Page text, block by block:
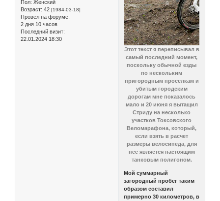
Пол: Женский
Возраст: 42 [1984-03-18]
Провел на форуме:
2 дня 10 часов
Последний визит:
22.01.2024 18:30
Этот текст я переписывал в
самый последний момент,
поскольку обычной езды
по нескольким
пригородным проселкам и
убитым городским
дорогам мне показалось
мало и 20 июня я вытащил
Стриду на несколько
участков Токсовского
Веломарафона, который,
если взять в расчет
размеры велосипеда, для
нее является настоящим
танковым полигоном.
Мой суммарный
загородный пробег таким
образом составил
примерно 30 километров, в